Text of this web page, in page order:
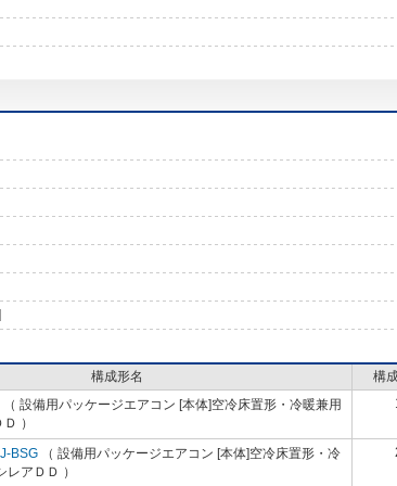
構成形名
構
（ 設備用パッケージエアコン [本体]空冷床置形・冷暖兼用
）
BSG （ 設備用パッケージエアコン [本体]空冷床置形・冷
アＤＤ ）